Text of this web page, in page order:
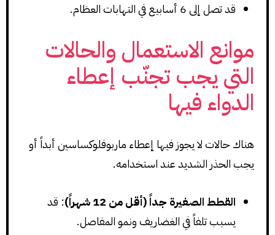
قد تصل إلى 6 أسابيع في التهابات العظام.
موانع الاستعمال والحالات
التي يجب تجنّب إعطاء
الدواء فيها
هناك حالات لا يجوز فيها إعطاء ماربوفلوكساسين أبداً أو
يجب الحذر الشديد عند استخدامه.
القطط الصغيرة جداً (أقل من 12 شهراً)
: قد
يسبب تلفاً في الغضاريف ونمو المفاصل.